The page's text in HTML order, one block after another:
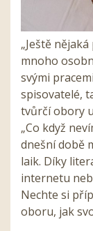
„Ještě
mnoho
svými
spisovatelé,
tvůrčí obory
„Co když
dnešní době
laik. Díky
internetu
Nechte si
oboru, jak